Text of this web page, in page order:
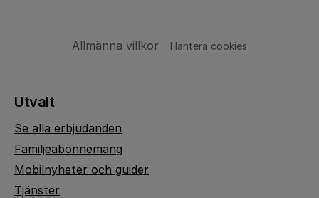
Allmänna villkor Hantera cookies
Utvalt
Se alla erbjudanden
Familjeabonnemang
Mobilnyheter och guider
Tjänster